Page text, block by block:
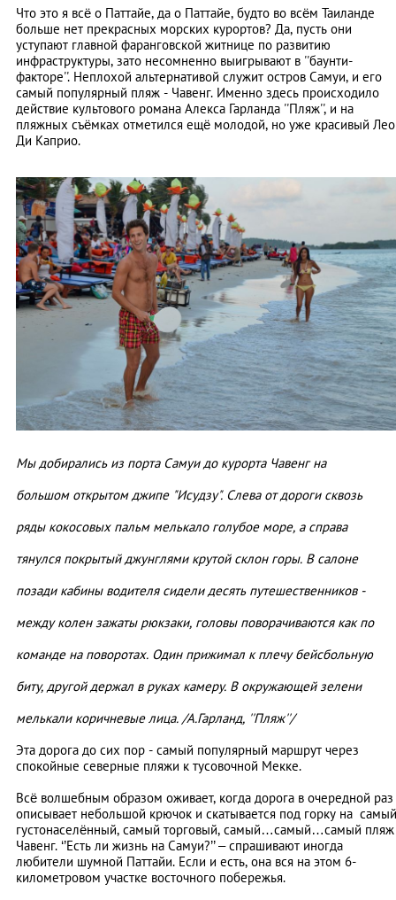
Что это я всё о Паттайе, да о Паттайе, будто во всём Таиланде
больше нет прекрасных морских курортов? Да, пусть они
уступают главной фаранговской житнице по развитию
инфраструктуры, зато несомненно выигрывают в ''баунти-
факторе''. Неплохой альтернативой служит остров Самуи, и его
самый популярный пляж - Чавенг. Именно здесь происходило
действие культового романа Алекса Гарланда ''Пляж'', и на
пляжных съёмках отметился ещё молодой, но уже красивый Лео
Ди Каприо.
Мы добирались из порта Самуи до курорта Чавенг на
большом открытом джипе "Исудзу". Слева от дороги сквозь
ряды кокосовых пальм мелькало голубое море, а справа
тянулся покрытый джунглями крутой склон горы. В салоне
позади кабины водителя сидели десять путешественников -
между колен зажаты рюкзаки, головы поворачиваются как по
команде на поворотах. Один прижимал к плечу бейсбольную
биту, другой держал в руках камеру. В окружающей зелени
мелькали коричневые лица. /А.Гарланд, ''Пляж''/
Эта дорога до сих пор - самый популярный маршрут через
спокойные северные пляжи к тусовочной Мекке.
Всё волшебным образом оживает, когда дорога в очередной раз
описывает небольшой крючок и скатывается под горку на самый
густонаселённый, самый торговый, самый…самый…самый пляж
Чавенг. ‘’Есть ли жизнь на Самуи?’’ – спрашивают иногда
любители шумной Паттайи. Если и есть, она вся на этом 6-
километровом участке восточного побережья.